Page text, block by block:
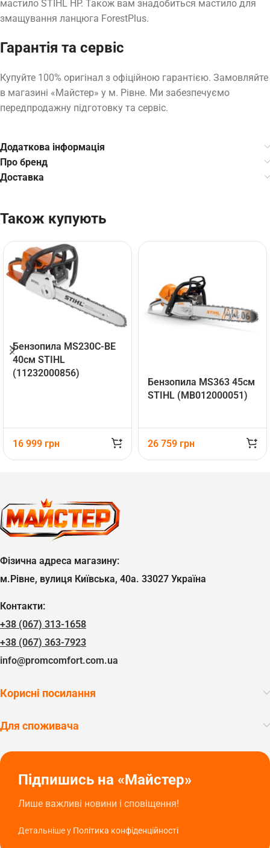
мастило STIHL HP. Також вам знадобиться мастило для
змащування ланцюга ForestPlus.
Гарантія та сервіс
Купуйте 100% оригінал з офіційною гарантією. Замовляйте
в магазині «Майстер» у м. Рівне. Ми забезпечуємо
передпродажну підготовку та сервіс.
Додаткова інформація
Про бренд
Доставка
Також купують
Бензопила MS230C-BE
40см STIHL
(11232000856)
16 999 грн
Бензопила MS363 45см
STIHL (MB012000051)
26 759 грн
Фізична адреса магазину:
м.Рівне, вулиця Київська, 40а. 33027 Україна
Контакти:
+38 (067) 313-1658
+38 (067) 363-7923
info@promcomfort.com.ua
Корисні посилання
Для споживача
Підпишись на «Майстер»
Лише важливі новини і сповіщення!
Детальніше у Політика конфіденційності